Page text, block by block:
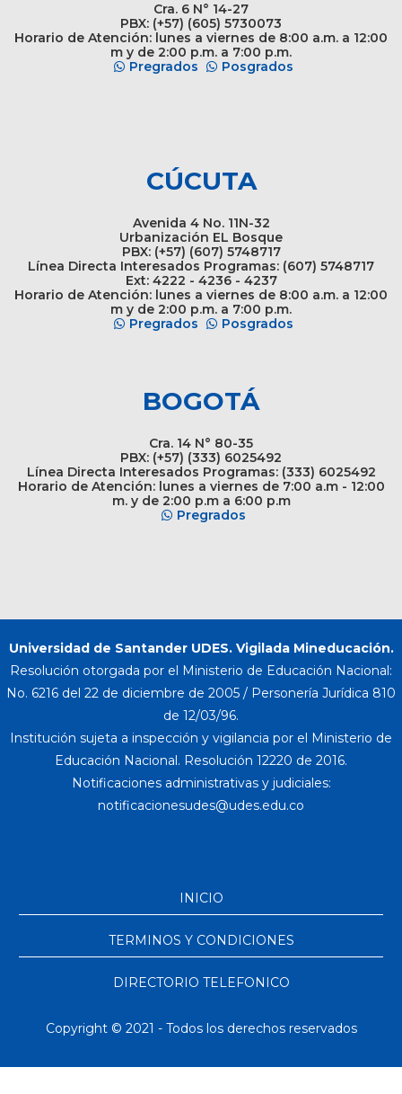
Cra. 6 N° 14-27
PBX: (+57) (605) 5730073
Horario de Atención: lunes a viernes de 8:00 a.m. a 12:00
m y de 2:00 p.m. a 7:00 p.m.
Pregrados
Posgrados
CÚCUTA
Avenida 4 No. 11N-32
Urbanización EL Bosque
PBX: (+57) (607) 5748717
Línea Directa Interesados Programas: (607) 5748717
Ext: 4222 - 4236 - 4237
Horario de Atención: lunes a viernes de 8:00 a.m. a 12:00
m y de 2:00 p.m. a 7:00 p.m.
Pregrados
Posgrados
BOGOTÁ
Cra. 14 N° 80-35
PBX: (+57) (333) 6025492
Línea Directa Interesados Programas: (333) 6025492
Horario de Atención: lunes a viernes de 7:00 a.m - 12:00
m. y de 2:00 p.m a 6:00 p.m
Pregrados
Universidad de Santander UDES. Vigilada Mineducación.
Resolución otorgada por el Ministerio de Educación Nacional:
No. 6216 del 22 de diciembre de 2005 / Personería Jurídica 810
de 12/03/96.
Institución sujeta a inspección y vigilancia por el Ministerio de
Educación Nacional. Resolución 12220 de 2016.
Notificaciones administrativas y judiciales:
INICIO
TERMINOS Y CONDICIONES
DIRECTORIO TELEFONICO
Copyright © 2021 - Todos los derechos reservados